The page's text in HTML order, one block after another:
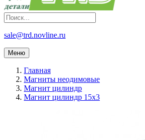
sale@trd.novline.ru
Меню
Главная
Магниты неодимовые
Магнит цилиндр
Магнит цилиндр 15х3